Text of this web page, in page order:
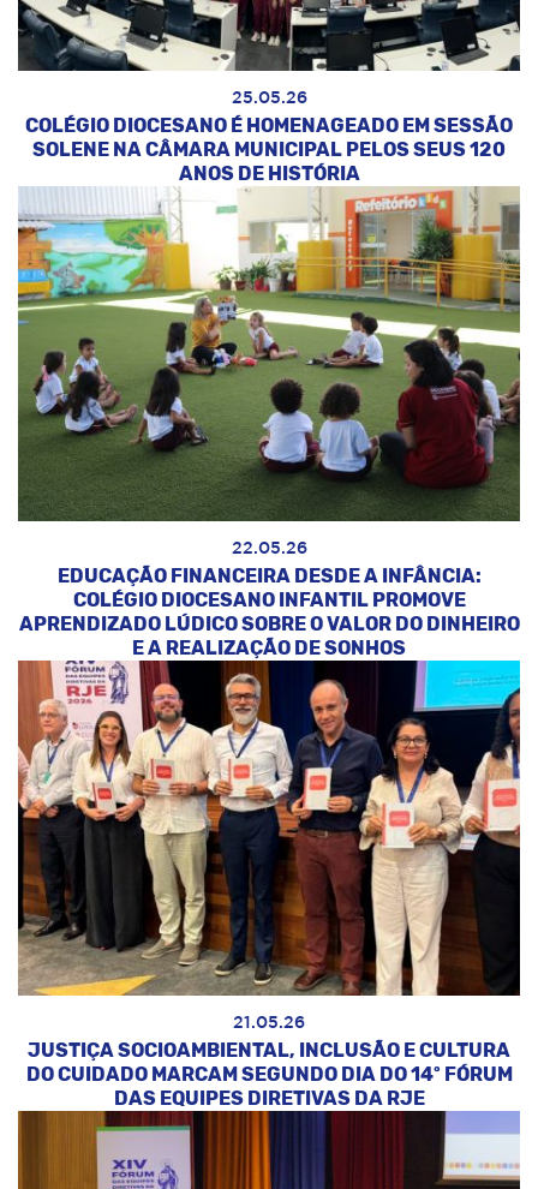
25.05.26
COLÉGIO DIOCESANO É HOMENAGEADO EM SESSÃO
SOLENE NA CÂMARA MUNICIPAL PELOS SEUS 120
ANOS DE HISTÓRIA
22.05.26
EDUCAÇÃO FINANCEIRA DESDE A INFÂNCIA:
COLÉGIO DIOCESANO INFANTIL PROMOVE
APRENDIZADO LÚDICO SOBRE O VALOR DO DINHEIRO
E A REALIZAÇÃO DE SONHOS
21.05.26
JUSTIÇA SOCIOAMBIENTAL, INCLUSÃO E CULTURA
DO CUIDADO MARCAM SEGUNDO DIA DO 14º FÓRUM
DAS EQUIPES DIRETIVAS DA RJE